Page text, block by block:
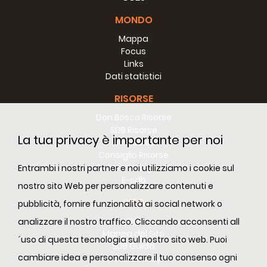
La tua privacy è importante per noi
Entrambi i nostri partner e noi utilizziamo i cookie sul
nostro sito Web per personalizzare contenuti e
pubblicità, fornire funzionalità ai social network o
analizzare il nostro traffico. Cliccando acconsenti all
´uso di questa tecnologia sul nostro sito web. Puoi
cambiare idea e personalizzare il tuo consenso ogni
a orientare verso il bene ogni salesiano a qualunque livello
sia chiamato ad assumere responsabilità di animazione
MONDO
Mappa
Focus
Links
Dati statistici
RISORSE
RM Risorse
Biblioteca Digitale
E-sdb
INFO
ANS
Mappa del Sito
SDB Guida
Cookie Policy